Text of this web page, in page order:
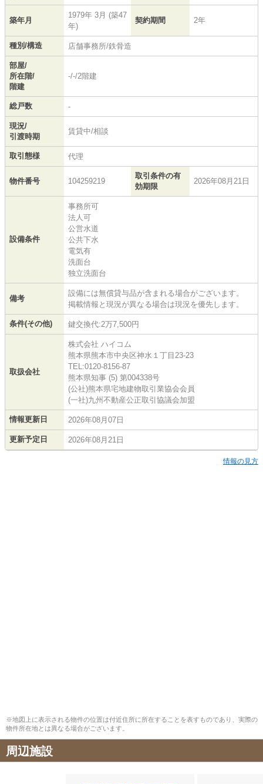
築年月
1979年 3月 (築47
年)
契約期間 2年
種別/構造 店舗事務所/鉄骨造
部屋/
所在階/
階建
-/-/2階建
総戸数 -
現況/
引渡時期
賃貸中/相談
取引態様 代理
物件番号 104259219
取引条件の有
効期限
2026年08月21日
設備条件
事務所可
法人可
公営水道
公共下水
電気有
洗面台
独立洗面台
備考
設備には無償貸与品が含まれる場合がございます。
掲載情報と現況が異なる場合は現況を優先します。
条件(その他) 鍵交換代:2万7,500円
取扱会社
株式会社 ハイコム
熊本県熊本市中央区神水１丁目23-23
TEL:0120-8156-87
熊本県知事 (5) 第004338号
(公社)熊本県宅地建物取引業協会会員
(一社)九州不動産公正取引協議会加盟
情報更新日 2026年08月07日
更新予定日 2026年08月21日
情報の見方
※地図上に表示される物件の位置は付近住所に所在することを表すものであり、実際の
物件所在地とは異なる場合がございます。
周辺施設